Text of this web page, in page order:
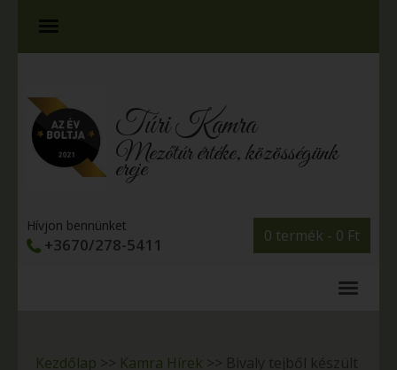
Túri Kamra
Mezőtúr értéke, közösségünk
ereje
0 termék - 0 Ft
Hívjon bennünket
+3670/278-5411
Kezdőlap >> Kamra Hírek >> Bivaly tejből készült